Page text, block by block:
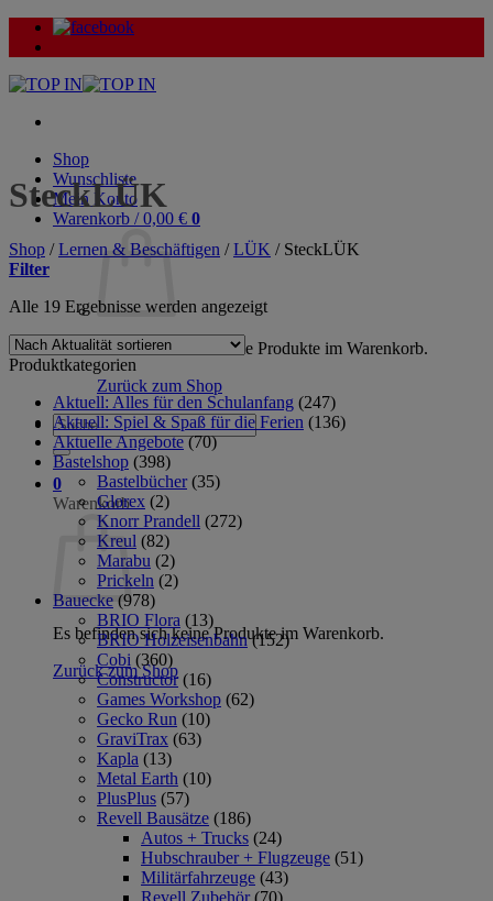
Zum
Inhalt
Shop
Wunschliste
Mein Konto
Warenkorb /0,00 € 0
Es befinden sich keine Produkte im Warenkorb.
Zurück zum Shop
Suche
nach:
0
Warenkorb
Es befinden sich keine Produkte im Warenkorb.
Zurück zum Shop
SteckLÜK
Shop / Lernen & Beschäftigen / LÜK /SteckLÜK
Filter
Alle 19 Ergebnisse werden angezeigtNach
sortiert
Produktkategorien
Aktuell: Alles für den Schulanfang (247)
Aktuell: Spiel & Spaß für die Ferien (136)
Aktuelle Angebote (70)
Bastelshop (398)
Bastelbücher (35)
Glorex (2)
Knorr Prandell (272)
Kreul (82)
Marabu (2)
Prickeln (2)
Bauecke (978)
BRIO Flora (13)
BRIO Holzeisenbahn (152)
Cobi (360)
Constructor (16)
Games Workshop (62)
Gecko Run (10)
GraviTrax (63)
Kapla (13)
Metal Earth (10)
PlusPlus (57)
Revell Bausätze (186)
Autos + Trucks (24)
Hubschrauber + Flugzeuge (51)
Militärfahrzeuge (43)
Revell Zubehör (70)